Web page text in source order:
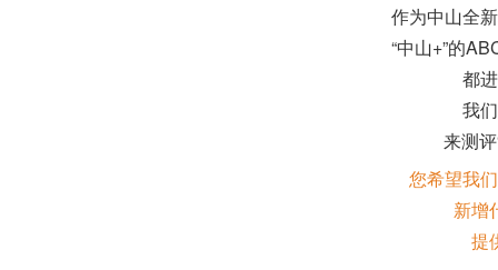
作为中山全
“中山+”的
都
我
来测
您希望我
新增
提